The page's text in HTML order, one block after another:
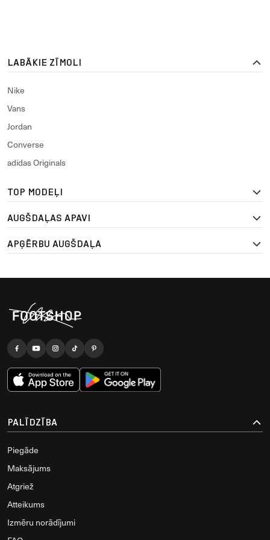
LABĀKIE ZĪMOLI
Nike
Vans
Jordan
Converse
adidas Originals
TOP MODEĻI
AUGŠDAĻAS APAVI
APĢĒRBU AUGŠDAĻA
PALĪDZĪBA
Piegāde
Maksājums
Atgriež
Atteikums
Izmēru norādījumi